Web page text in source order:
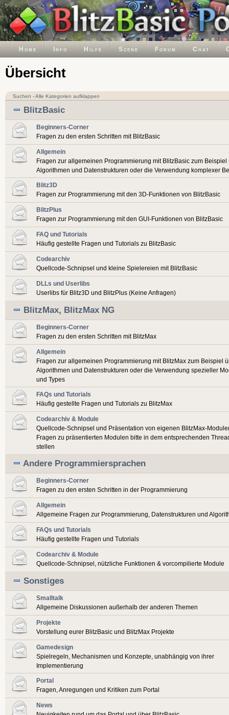
Home Info Hilfe Szene Forum Chat
Übersicht
Suchen -Alle Kategorien aufklappen
BlitzBasic
Beginners-Corner
Fragen zu den ersten Schritten mit BlitzBasic
Allgemein
Fragen zur allgemeinen Programmierung mit BlitzBasic zum Beispiel
Algorithmen und Datenstrukturen oder die Verwendung komplexer
Blitz3D
Fragen zur Programmierung mit den 3D-Funktionen von BlitzBasic
BlitzPlus
Fragen zur Programmierung mit den GUI-Funktionen von BlitzBasic
FAQ und Tutorials
Häufig gestellte Fragen und Tutorials zu BlitzBasic
Codearchiv
Quellcode-Schnipsel und kleine Spielereien mit BlitzBasic
DLLs und Userlibs
Userlibs für Blitz3D und BlitzPlus (Keine Anfragen)
BlitzMax, BlitzMax NG
Beginners-Corner
Fragen zu den ersten Schritten mit BlitzMax
Allgemein
Fragen zur allgemeinen Programmierung mit BlitzMax zum Beispiel
Algorithmen und Datenstrukturen oder die Verwendung spezieller
und Types
FAQs und Tutorials
Häufig gestellte Fragen und Tutorials zu BlitzMax
Codearchiv & Module
Quellcode-Schnipsel und Präsentation von eigenen BlitzMax-
Fragen zu präsentierten Modulen bitte in dem entsprechenden
stellen
Andere Programmiersprachen
Beginners-Corner
Fragen zu den ersten Schritten in der Programmierung
Allgemein
Allgemeine Fragen zur Programmierung, Datenstrukturen und
FAQs und Tutorials
Häufig gestellte Fragen und Tutorials
Codearchiv & Module
Quellcode-Schnipsel, nützliche Funktionen & vorcompilierte Module
Sonstiges
Smalltalk
Allgemeine Diskussionen außerhalb der anderen Themen
Projekte
Vorstellung eurer BlitzBasic und BlitzMax Projekte
Gamedesign
Spielregeln, Mechanismen und Konzepte, unabhängig von ihrer
Implementierung
Portal
Fragen, Anregungen und Kritiken zum Portal
News